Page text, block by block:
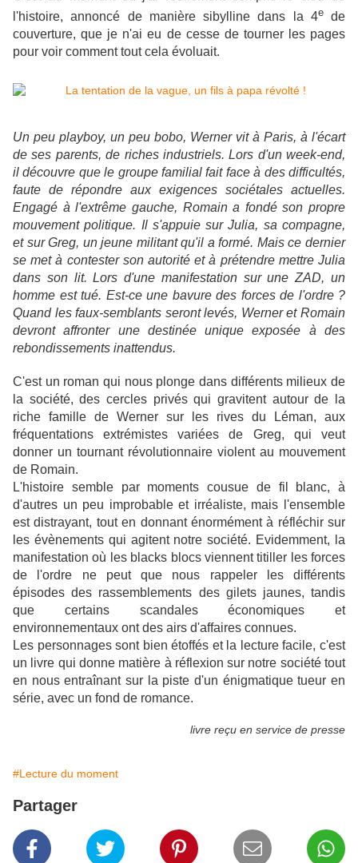
l'histoire, annoncé de manière sibylline dans la 4ede
couverture, que je n'ai eu de cesse de tourner les pages
pour voir comment tout cela évoluait.
Un peu playboy, un peu bobo, Werner vit à Paris, à l'écart
de ses parents, de riches industriels. Lors d'un week-end,
il découvre que le groupe familial fait face à des difficultés,
faute de répondre aux exigences sociétales actuelles.
Engagé à l'extrême gauche, Romain a fondé son propre
mouvement politique. Il s'appuie sur Julia, sa compagne,
et sur Greg, un jeune militant qu'il a formé. Mais ce dernier
se met à contester son autorité et à prétendre mettre Julia
dans son lit. Lors d'une manifestation sur une ZAD, un
homme est tué. Est-ce une bavure des forces de l'ordre ?
Quand les faux-semblants seront levés, Werner et Romain
devront affronter une destinée unique exposée à des
rebondissements inattendus.
C'est un roman qui nous plonge dans différents milieux de
la société, des cercles privés qui gravitent autour de la
riche famille de Werner sur les rives du Léman, aux
fréquentations extrémistes variées de Greg, qui veut
donner un tournant révolutionnaire violent au mouvement
de Romain.
L'histoire semble par moments cousue de fil blanc, à
d'autres un peu improbable et irréaliste, mais l'ensemble
est distrayant, tout en donnant énormément à réfléchir sur
les évènements qui agitent notre société. Evidemment, la
manifestation où les blacks blocs viennent titiller les forces
de l'ordre ne peut que nous rappeler les différents
épisodes des rassemblements des gilets jaunes, tandis
que certains scandales économiques et
environnementaux ont des airs d'affaires connues.
Les personnages sont bien étoffés et la lecture facile, c'est
un livre qui donne matière à réflexion sur notre société tout
en nous entraînant sur la piste d'un énigmatique tueur en
série, avec un fond de romance.
livre reçu en service de presse
#Lecture du moment
Partager